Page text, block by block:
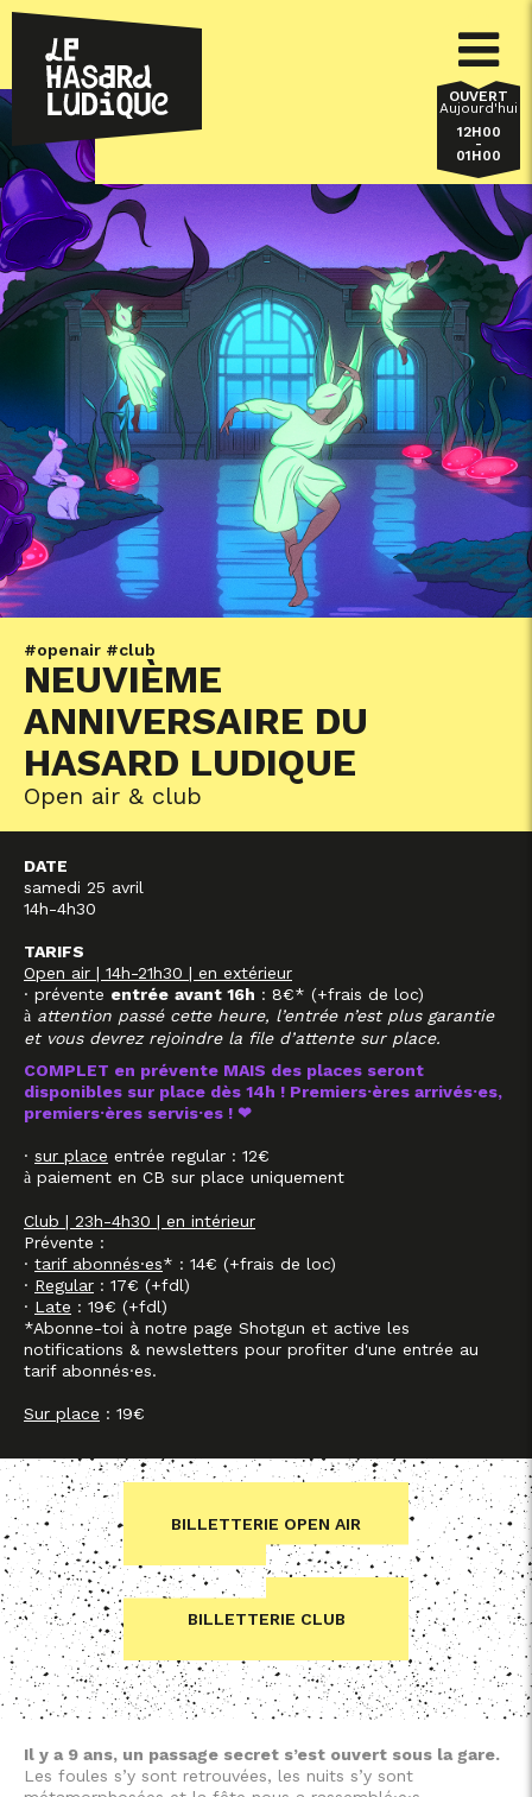
OUVERT
Aujourd'hui
12H00
-
01H00
#openair #club
NEUVIÈME
ANNIVERSAIRE DU
HASARD LUDIQUE
Open air & club
DATE
samedi 25 avril
14h-4h30
TARIFS
Open air | 14h-21h30 | en extérieur
· prévente entrée avant 16h : 8€* (+frais de loc)
à attention passé cette heure, l’entrée n’est plus garantie
et vous devrez rejoindre la file d’attente sur place.
COMPLET en prévente MAIS des places seront
disponibles sur place dès 14h ! Premiers·ères arrivés·es,
premiers·ères servis·es ! ❤
· sur place entrée regular : 12€
à paiement en CB sur place uniquement
Club | 23h-4h30 | en intérieur
Prévente :
· tarif abonnés·es* : 14€ (+frais de loc)
· Regular : 17€ (+fdl)
· Late : 19€ (+fdl)
*Abonne-toi à notre page Shotgun et active les
notifications & newsletters pour profiter d'une entrée au
tarif abonnés·es.
Sur place : 19€
BILLETTERIE OPEN AIR
BILLETTERIE CLUB
Il y a 9 ans, un passage secret s’est ouvert sous la gare.
Les foules s’y sont retrouvées, les nuits s’y sont